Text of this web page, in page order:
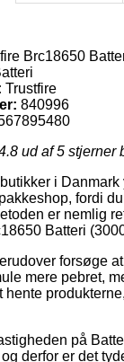
Brc18650
Trustfire
840996
ud af 5 stjerner
i
fordi
er nemlig
Batteri
forsøge
mere pebret,
på
og derfor er det